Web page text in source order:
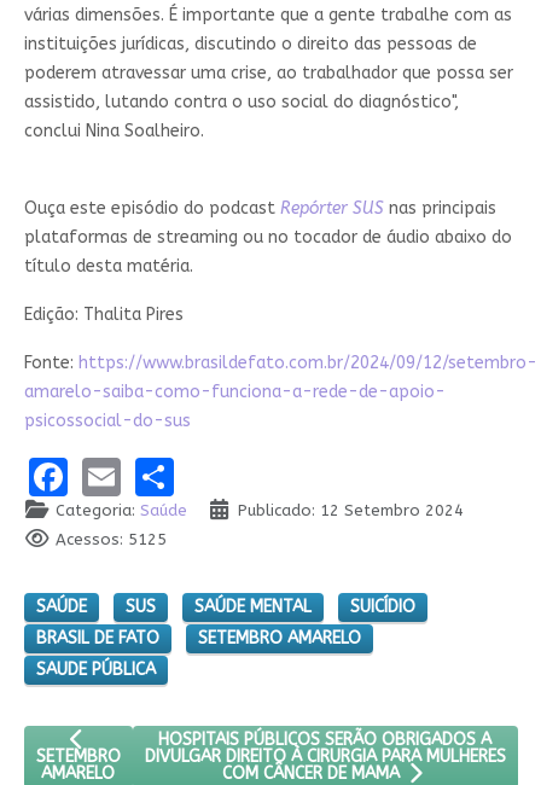
várias dimensões. É importante que a gente trabalhe com as
instituições jurídicas, discutindo o direito das pessoas de
poderem atravessar uma crise, ao trabalhador que possa ser
assistido, lutando contra o uso social do diagnóstico",
conclui Nina Soalheiro.
Ouça este episódio do podcast Repórter SUSnas principais
plataformas de streaming ou no tocador de áudio abaixo do
título desta matéria.
Edição: Thalita Pires
Fonte: https://www.brasildefato.com.br/2024/09/12/setembro-
amarelo-saiba-como-funciona-a-rede-de-apoio-
psicossocial-do-sus
Facebook
EmailShare
Categoria: Saúde
Publicado: 12 Setembro 2024
Acessos: 5125
SAÚDE SUS SAÚDE MENTAL
SUICÍDIO
BRASIL DE FATO
SETEMBRO AMARELO
SAUDE PÚBLICA
ARTIGO ANTERIOR: SETEMBRO AMARELO
SETEMBRO
AMARELO
PRÓXIMO ARTIGO: HOSPITAIS PÚBLICOS SERÃO
HOSPITAIS PÚBLICOS SERÃO OBRIGADOS A
DIVULGAR DIREITO À CIRURGIA PARA MULHERES
COM CÂNCER DE MAMA